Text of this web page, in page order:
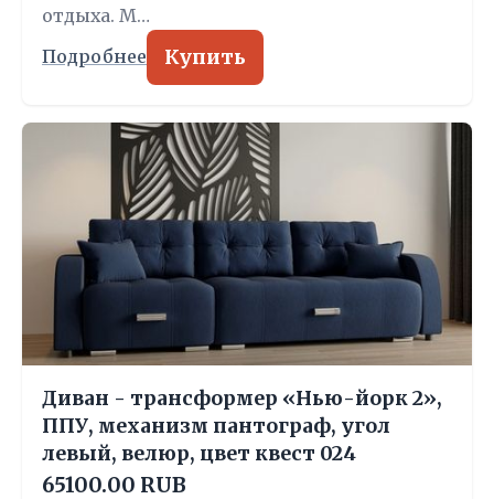
отдыха. М…
Подробнее Купить
Диван - трансформер «Нью-йорк 2»,
ППУ, механизм пантограф, угол
левый, велюр, цвет квест 024
65100.00 RUB